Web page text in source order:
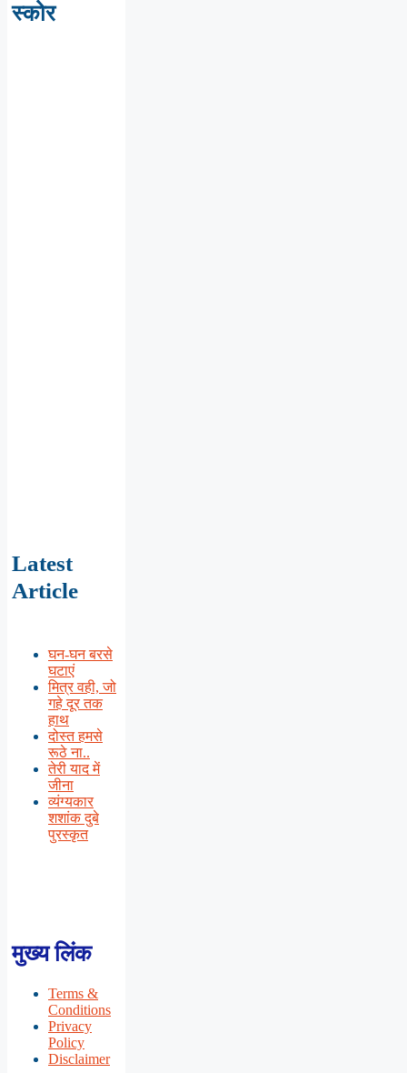
स्कोर
Latest
Article
घन-घन बरसे
घटाएं
मित्र वही, जो
गहे दूर तक
हाथ
दोस्त हमसे
रूठे ना..
तेरी याद में
जीना
व्यंग्यकार
शशांक दुबे
पुरस्कृत
मुख्य लिंक
Terms &
Conditions
Privacy
Policy
Disclaimer